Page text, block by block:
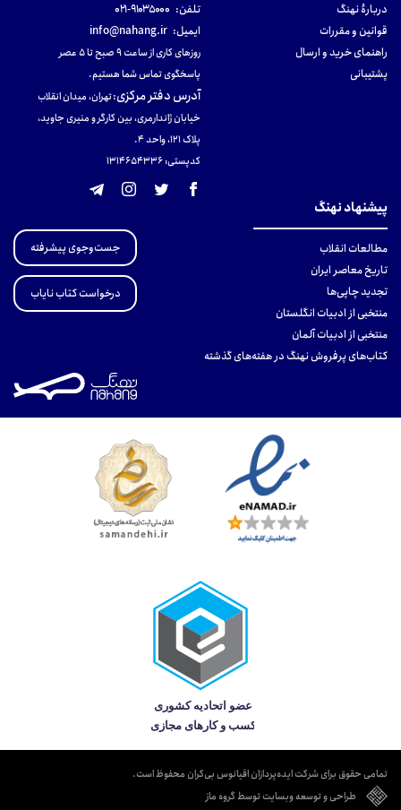
دربارهٔ نهنگ
قوانین و مقررات
راهنمای خرید و ارسال
پشتیبانی
تلفن: ۹۱۰۳۵۰۰۰-۰۲۱
ایمیل: info@nahang.ir
روزهای کاری از ساعت ۹ صبح تا ۵ عصر
پاسخگوی تماس شما هستیم.
آدرس دفتر مرکزی:تهران، میدان انقلاب
خیابان ژاندارمری، بین کارگر و منیری جاوید،
پلاک 121، واحد ۴.
کدپستی: 131465433۶
پیشنهاد نهنگ
مطالعات انقلاب
تاریخ معاصر ایران
تجدید چاپی‌ها
منتخبی از ادبیات انگلستان
منتخبی از ادبیات آلمان
کتاب‌های پرفروش نهنگ در هفته‌های گذشته
جست‌وجوی پیشرفته
درخواست کتاب نایاب
تمامی حقوق برای شرکت ایده‌پردازان اقیانوس بی‌کران محفوظ است.
طراحی و توسعه وبسایت توسط گروه ماز